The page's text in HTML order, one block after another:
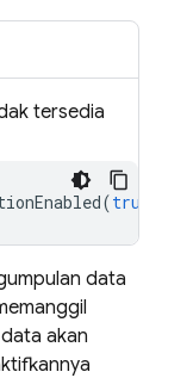
tersedia
(true
data
akan